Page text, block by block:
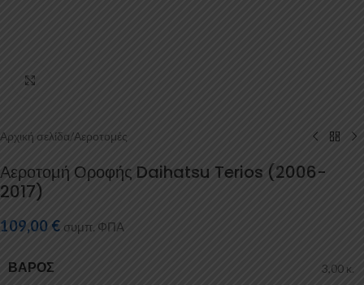
Αρχική σελίδα/Αεροτομές
Αεροτομή Οροφής Daihatsu Terios (2006-
2017)
109,00 € συμπ. ΦΠΑ
ΒΆΡΟΣ 3,00 κ.